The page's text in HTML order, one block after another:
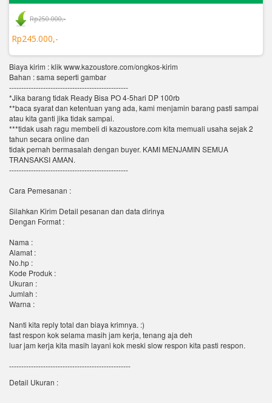
Rp250.000,-
Rp245.000,-
Biaya kirim : klik www.kazoustore.com/ongkos-kirim
Bahan : sama seperti gambar
-------------------------------------------------
*Jika barang tidak Ready Bisa PO 4-5hari DP 100rb
**baca syarat dan ketentuan yang ada, kami menjamin barang pasti sampai
atau kita ganti jika tidak sampai.
***tidak usah ragu membeli di kazoustore.com kita memuali usaha sejak 2
tahun secara online dan
tidak pernah bermasalah dengan buyer. KAMI MENJAMIN SEMUA
TRANSAKSI AMAN.
-------------------------------------------------
Cara Pemesanan :
Silahkan Kirim Detail pesanan dan data dirinya
Dengan Format :
Nama :
Alamat :
No.hp :
Kode Produk :
Ukuran :
Jumlah :
Warna :
Nanti kita reply total dan biaya krimnya. :)
fast respon kok selama masih jam kerja, tenang aja deh
luar jam kerja kita masih layani kok meski slow respon kita pasti respon.
--------------------------------------------------
Detail Ukuran :